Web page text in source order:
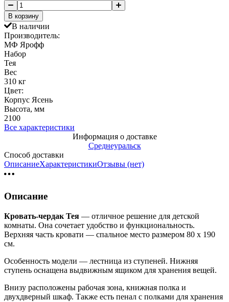
В корзину
В наличии
Производитель:
МФ Ярофф
Набор
Тея
Вес
310 кг
Цвет:
Корпус Ясень
Высота, мм
2100
Все характеристики
Информация о доставке
Среднеуральск
Способ доставки
ОписаниеХарактеристикиОтзывы (нет)
Описание
Кровать-чердак Тея — отличное решение для детской
комнаты. Она сочетает удобство и функциональность.
Верхняя часть кровати — спальное место размером 80 х 190
см.
Особенность модели — лестница из ступеней. Нижняя
ступень оснащена выдвижным ящиком для хранения вещей.
Внизу расположены рабочая зона, книжная полка и
двухдверный шкаф. Также есть пенал с полками для хранения